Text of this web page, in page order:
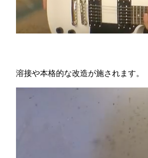
溶接や本格的な改造が施されます。